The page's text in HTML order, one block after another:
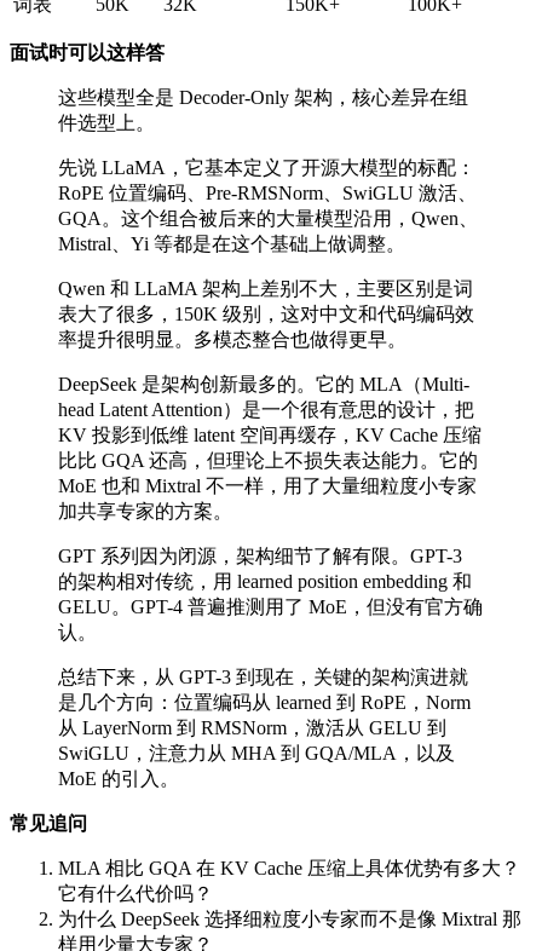
词表
50K 32K 150K+ 100K+
面试时可以这样答
这些模型全是 Decoder-Only 架构，核心差异在组
件选型上。
先说 LLaMA，它基本定义了开源大模型的标配：
RoPE 位置编码、Pre-RMSNorm、SwiGLU 激活、
GQA。这个组合被后来的大量模型沿用，Qwen、
Mistral、Yi 等都是在这个基础上做调整。
Qwen 和 LLaMA 架构上差别不大，主要区别是词
表大了很多，150K 级别，这对中文和代码编码效
率提升很明显。多模态整合也做得更早。
DeepSeek 是架构创新最多的。它的 MLA（Multi-
head Latent Attention）是一个很有意思的设计，把
KV 投影到低维 latent 空间再缓存，KV Cache 压缩
比比 GQA 还高，但理论上不损失表达能力。它的
MoE 也和 Mixtral 不一样，用了大量细粒度小专家
加共享专家的方案。
GPT 系列因为闭源，架构细节了解有限。GPT-3
的架构相对传统，用 learned position embedding 和
GELU。GPT-4 普遍推测用了 MoE，但没有官方确
认。
总结下来，从 GPT-3 到现在，关键的架构演进就
是几个方向：位置编码从 learned 到 RoPE，Norm
从 LayerNorm 到 RMSNorm，激活从 GELU 到
SwiGLU，注意力从 MHA 到 GQA/MLA，以及
MoE 的引入。
常见追问
MLA 相比 GQA 在 KV Cache 压缩上具体优势有多大？
它有什么代价吗？
为什么 DeepSeek 选择细粒度小专家而不是像 Mixtral 那
样用少量大专家？